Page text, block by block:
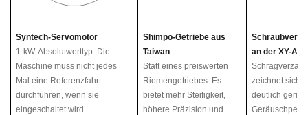
Syntech-Servomotor
1-kW-Absolutwerttyp. Die
Maschine muss nicht jedes
Mal eine Referenzfahrt
durchführen, wenn sie
eingeschaltet wird.
Shimpo-Getriebe aus
Taiwan
Statt eines preiswerten
Riemengetriebes. Es
bietet mehr Steifigkeit,
höhere Präzision und
an der XY-
zeichnet sich
deutlich